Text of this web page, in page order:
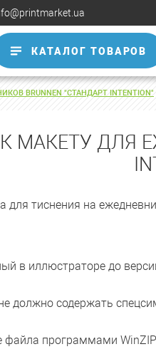
КАТАЛОГ ТОВАРОВ
BRUNNEN "СТАНДАРТ INTENTION"
МАКЕТУ ДЛЯ
для тиснения на
в иллюстраторе до
должно содержать
файла программами